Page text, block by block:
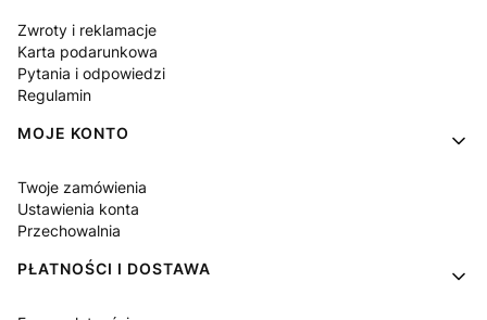
Zwroty i reklamacje
Karta podarunkowa
Pytania i odpowiedzi
Regulamin
MOJE KONTO
Twoje zamówienia
Ustawienia konta
Przechowalnia
PŁATNOŚCI I DOSTAWA